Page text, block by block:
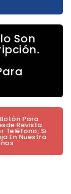
Son
Para
Revista
Teléfono, Si
En Nuestra